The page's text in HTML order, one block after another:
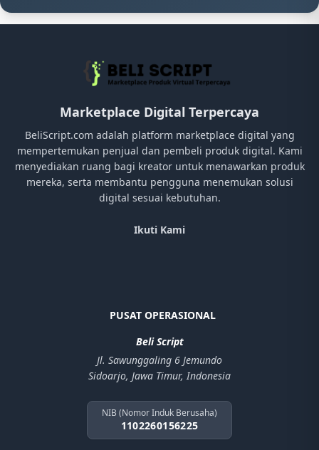
Marketplace Digital Terpercaya
BeliScript.com adalah platform marketplace digital yang
mempertemukan penjual dan pembeli produk digital. Kami
menyediakan ruang bagi kreator untuk menawarkan produk
mereka, serta membantu pengguna menemukan solusi
digital sesuai kebutuhan.
Ikuti Kami
PUSAT OPERASIONAL
Beli Script
Jl. Sawunggaling 6 Jemundo
Sidoarjo, Jawa Timur, Indonesia
NIB (Nomor Induk Berusaha)
1102260156225